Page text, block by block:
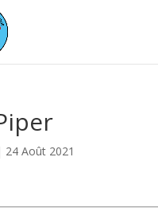
24 Août 2021